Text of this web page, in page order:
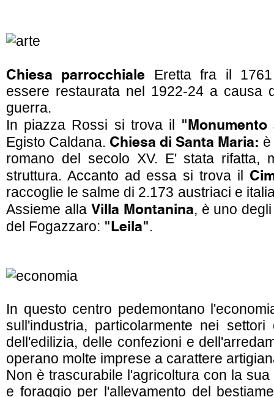
Chiesa parrocchiale Eretta fra il
essere restaurata nel 1922-24 a causa
guerra.
In piazza Rossi si trova il
Egisto Caldana. Chiesa di Santa Maria:
romano del secolo XV. E' stata rifatta,
struttura. Accanto ad essa si trova il
raccoglie le salme di 2.173 austriaci e
Assieme alla Villa Montanina, è uno
del Fogazzaro: "Leila".
In questo centro pedemontano
sull'industria, particolarmente nei settori
dell'edilizia, delle confezioni e
operano molte imprese a carattere
Non è trascurabile l'agricoltura con la
e foraggio per l'allevamento del